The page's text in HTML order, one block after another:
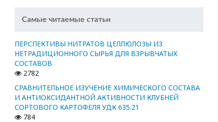
Самые читаемые статьи
ПЕРСПЕКТИВЫ НИТРАТОВ ЦЕЛЛЮЛОЗЫ ИЗ
НЕТРАДИЦИОННОГО СЫРЬЯ ДЛЯ ВЗРЫВЧАТЫХ
СОСТАВОВ
2782
СРАВНИТЕЛЬНОЕ ИЗУЧЕНИЕ ХИМИЧЕСКОГО СОСТАВА
И АНТИОКСИДАНТНОЙ АКТИВНОСТИ КЛУБНЕЙ
СОРТОВОГО КАРТОФЕЛЯ УДК 635.21
784